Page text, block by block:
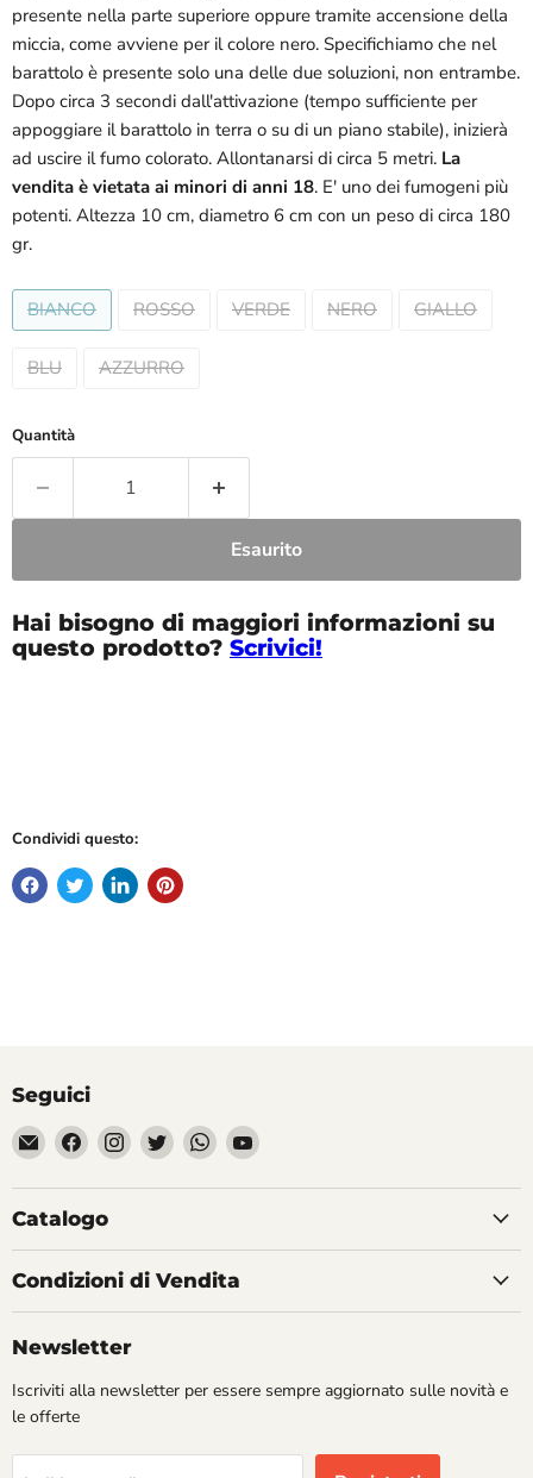
presente nella parte superiore oppure tramite accensione della
miccia, come avviene per il colore nero. Specifichiamo che nel
barattolo è presente solo una delle due soluzioni, non entrambe.
Dopo circa 3 secondi dall'attivazione (tempo sufficiente per
appoggiare il barattolo in terra o su di un piano stabile), inizierà
ad uscire il fumo colorato. Allontanarsi di circa 5 metri. La
vendita è vietata ai minori di anni 18. E' uno dei fumogeni più
potenti. Altezza 10 cm, diametro 6 cm con un peso di circa 180
gr.
BIANCO ROSSO VERDE NERO GIALLO
BLU AZZURRO
Quantità
Esaurito
Hai bisogno di maggiori informazioni su
questo prodotto? Scrivici!
Condividi questo:
Seguici
Email
Divertilandia.it
Trovaci
su
Facebook
Trovaci
su
Instagram
Trovaci
su
Twitter
Trovaci
su
WhatsApp
Trovaci
YouTube
Catalogo
Condizioni di Vendita
Newsletter
Iscriviti alla newsletter per essere sempre aggiornato sulle novità e
le offerte